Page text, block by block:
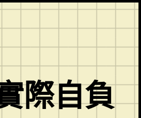
際自負